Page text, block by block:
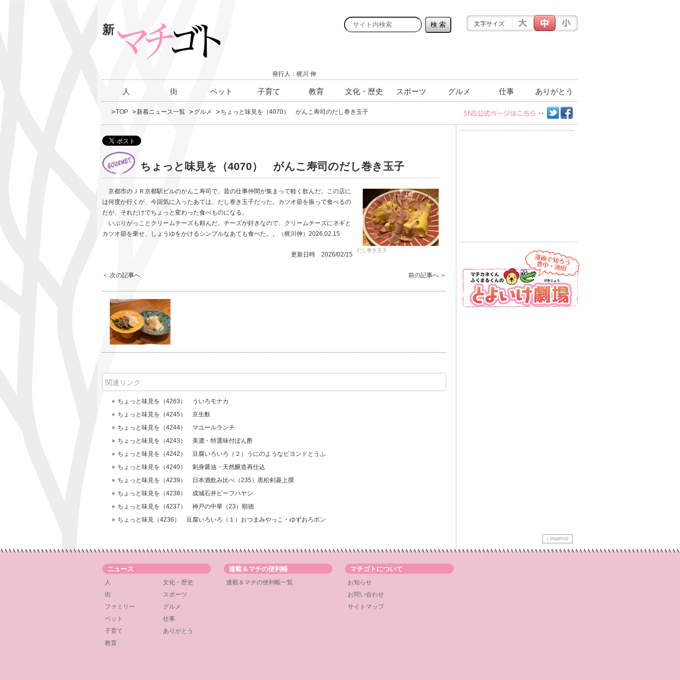
新
発行人：梶川 伸
文字サイズ
人 街 ペット 子育て 教育 文化・歴史 スポーツ グルメ 仕事 ありがとう
TOP 新着ニュース一覧 グルメ ちょっと味見を（4070） がんこ寿司のだし巻き玉子
ちょっと味見を（4070） がんこ寿司のだし巻き玉子
だし巻き玉子
京都市のＪＲ京都駅ビルのがんこ寿司で、昔の仕事仲間が集まって軽く飲んだ。この店に
は何度か行くが、今回気に入ったあては、だし巻き玉子だった。カツオ節を振って食べるの
だが、それだけでちょっと変わった食べものになる。
いぶりがっことクリームチーズも頼んだ。チーズが好きなので、クリームチーズにネギと
カツオ節を乗せ、しょうゆをかけるシンプルなあても食べた。。（梶川伸）2026.02.15
更新日時 2026/02/15
前の記事へ ＞
＜ 次の記事へ
関連リンク
ちょっと味見を（4263） ういろモナカ
ちょっと味見を（4245） 京生麩
ちょっと味見を（4244） マユールランチ
ちょっと味見を（4243） 美濃・特選味付ぽん酢
ちょっと味見を（4242） 豆腐いろいろ（２）うにのようなビヨンドとうふ
ちょっと味見を（4240） 刺身醤油・天然醸造再仕込
ちょっと味見を（4239） 日本酒飲み比べ（235）黒松剣菱上撰
ちょっと味見を（4238） 成城石井ビーフハヤシ
ちょっと味見を（4237） 神戸の中華（23）順徳
ちょっと味見（4236） 豆腐いろいろ（１）おつまみやっこ・ゆずおろポン
ニュース
人
文化・歴史
街
スポーツ
ファミリー
グルメ
ペット
仕事
子育て
ありがとう
教育
連載＆マチの便利帳
連載＆マチの便利帳一覧
マチゴトについて
お知らせ
お問い合わせ
サイトマップ